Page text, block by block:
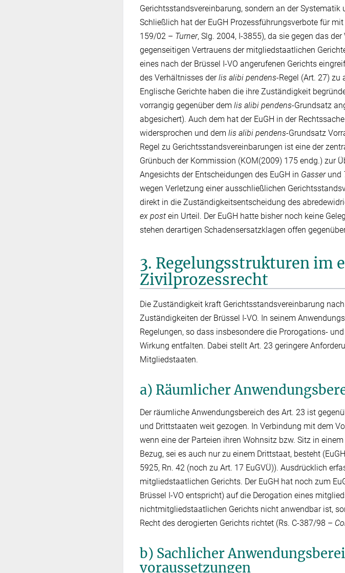
Gerichtsstandsvereinbarung, sondern an der Systematik
Schließlich hat der EuGH Prozessführungsverbote für
159/‌02 – Turner, Slg. 2004, I-3855), da sie gegen das
gegenseitigen Vertrauens der mitgliedstaatlichen
eines nach der Brüssel I-VO angerufenen Gerichts
des Verhältnisses derlis alibi pendens-Regel (Art. 27) zu
Englische Gerichte haben die ihre Zuständigkeit
vorrangig gegenüber dem lis alibi pendens-Grundsatz
abgesichert). Auch dem hat der EuGH in der Rechtssache
widersprochen und dem lis alibi pendens-Grundsatz
Regel zu Gerichtsstandsvereinbarungen ist eine der
Grünbuch der Kommission (KOM(2009) 175 endg.) zur
Angesichts der Entscheidungen des EuGH in Gasserund
wegen Verletzung einer ausschließlichen
direkt in die Zuständigkeitsentscheidung des
ex post ein Urteil. Der EuGH hatte bisher noch keine
stehen derartigen Schadensersatzklagen offen
3. Regelungsstrukturen im
Zivilprozessrecht
Die Zuständigkeit kraft Gerichtsstandsvereinbarung
Zuständigkeiten der Brüssel I-VO. In seinem
Regelungen, so dass insbesondere die Prorogations-
Wirkung entfalten. Dabei stellt Art. 23 geringere
Mitgliedstaaten.
a) Räumlicher
Der räumliche Anwendungsbereich des Art. 23 ist
und Drittstaaten weit gezogen. In Verbindung mit dem
wenn eine der Parteien ihren Wohnsitz bzw. Sitz in
Bezug, sei es auch nur zu einem Drittstaat, besteht
5925, Rn. 42 (noch zu Art. 17 EuGVÜ)). Ausdrücklich
mitgliedstaatlichen Gerichts. Der EuGH hat noch zum
Brüssel I-VO entspricht) auf die Derogation eines
nichtmitgliedstaatlichen Gerichts nicht anwendbar ist,
Recht des derogierten Gerichts richtet (Rs. C-387/‌98 –
b) Sachlicher
voraussetzungen